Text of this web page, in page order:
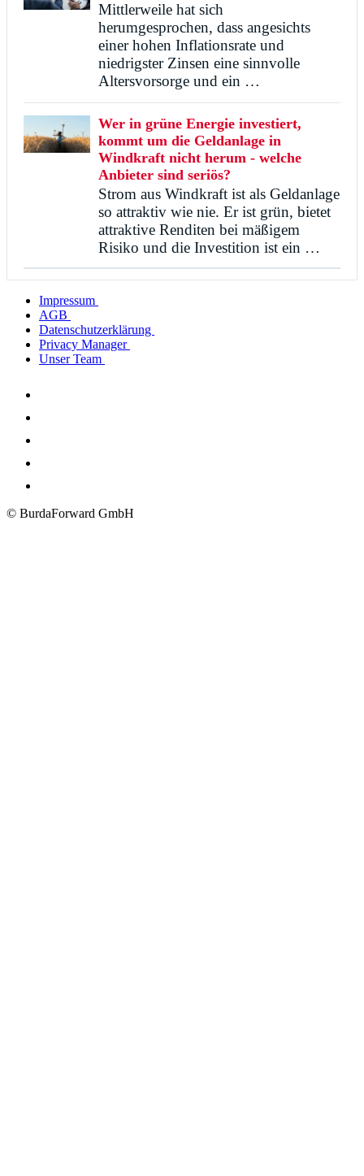
Mittlerweile hat sich
herumgesprochen, dass angesichts
einer hohen Inflationsrate und
niedrigster Zinsen eine sinnvolle
Altersvorsorge und ein …
Wer in grüne Energie investiert,
kommt um die Geldanlage in
Windkraft nicht herum - welche
Anbieter sind seriös?
Strom aus Windkraft ist als Geldanlage
so attraktiv wie nie. Er ist grün, bietet
attraktive Renditen bei mäßigem
Risiko und die Investition ist ein …
Impressum
AGB
Datenschutzerklärung
Privacy Manager
Unser Team
© BurdaForward GmbH